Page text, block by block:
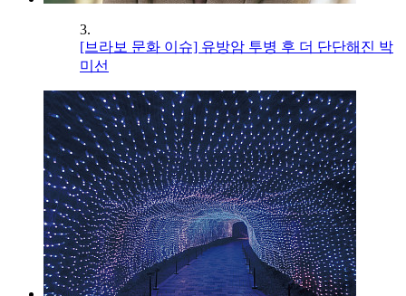
3.
[브라보 문화 이슈] 유방암 투병 후 더 단단해진 박
미선